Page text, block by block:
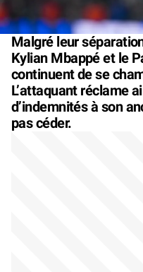
Malgré leur
Kylian Mbappé et le
continuent de se
L’attaquant réclame
d’indemnités à son
pas céder.